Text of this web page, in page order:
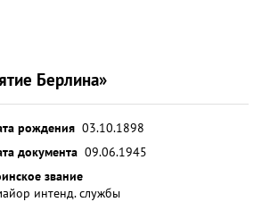
Берлина»
рождения 03.10.1898
документа 09.06.1945
звание
интенд. службы